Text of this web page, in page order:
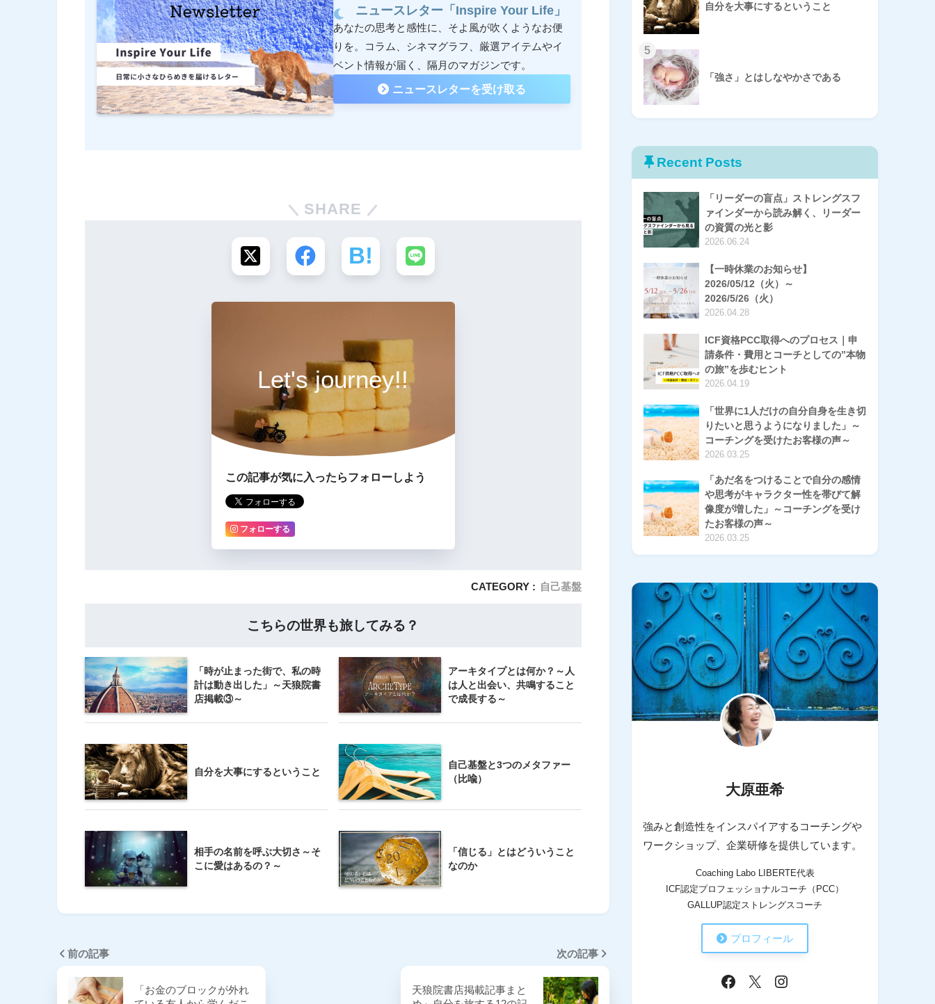
ニュースレター「Inspire Your Life」
あなたの思考と感性に、そよ風が吹くようなお便
りを。コラム、シネマグラフ、厳選アイテムやイ
ベント情報が届く、隔月のマガジンです。
ニュースレターを受け取る
SHARE
Let's journey!!
この記事が気に入ったらフォローしよう
フォローする
CATEGORY : 自己基盤
こちらの世界も旅してみる？
「時が止まった街で、私の時
計は動き出した」～天狼院書
店掲載③～
アーキタイプとは何か？～人
は人と出会い、共鳴すること
で成長する～
自分を大事にするということ
自己基盤と3つのメタファー
（比喩）
相手の名前を呼ぶ大切さ～そ
こに愛はあるの？～
「信じる」とはどういうこと
なのか
前の記事
「お金のブロックが外れ
次の記事
天狼院書店掲載記事まと
自分を大事にするということ
5
「強さ」とはしなやかさである
Recent Posts
「リーダーの盲点」ストレングスフ
ァインダーから読み解く、リーダー
の資質の光と影
2026.06.24
【一時休業のお知らせ】
2026/05/12（火）～
2026/5/26（火）
2026.04.28
ICF資格PCC取得へのプロセス｜申
請条件・費用とコーチとしての”本物
の旅”を歩むヒント
2026.04.19
「世界に1人だけの自分自身を生き切
りたいと思うようになりました」～
コーチングを受けたお客様の声～
2026.03.25
「あだ名をつけることで自分の感情
や思考がキャラクター性を帯びて解
像度が増した」～コーチングを受け
たお客様の声～
2026.03.25
大原亜希
強みと創造性をインスパイアするコーチングや
ワークショップ、企業研修を提供しています。
Coaching Labo LIBERTE代表
ICF認定プロフェッショナルコーチ（PCC）
GALLUP認定ストレングスコーチ
プロフィール